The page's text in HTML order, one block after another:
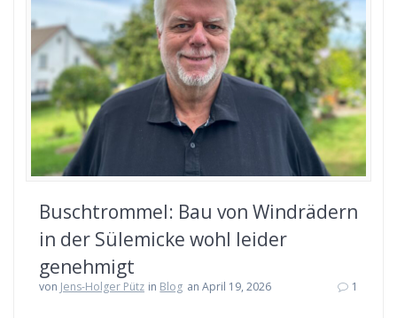
Buschtrommel: Bau von Windrädern
in der Sülemicke wohl leider
genehmigt
von Jens-Holger Pütz in Blog an April 19, 2026 1